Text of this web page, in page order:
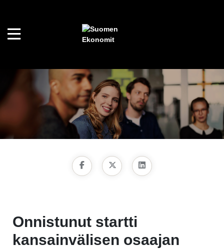
Onnistunut startti
kansainvälisen osaajan